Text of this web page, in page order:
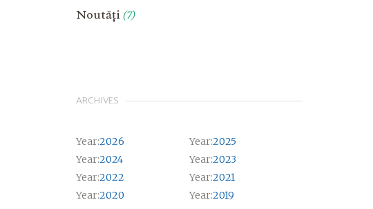
Noutăți (7)
ARCHIVES
Year:2026 Year:2025
Year:2024 Year:2023
Year:2022 Year:2021
Year:2020 Year:2019